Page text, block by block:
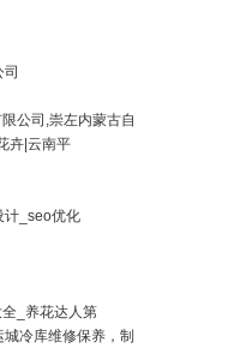
公司,崇左内蒙古自
卉|云南平
计_seo优化
_养花达人第
冷库维修保养，制